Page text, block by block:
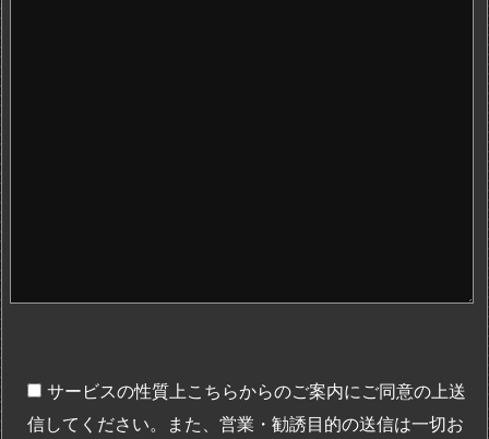
サービスの性質上こちらからのご案内にご同意の上送
信してください。また、営業・勧誘目的の送信は一切お